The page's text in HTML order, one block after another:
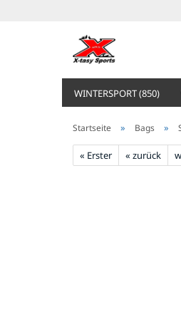
WINTERSPORT (850)
Startseite » Bags »
« Erster « zurück